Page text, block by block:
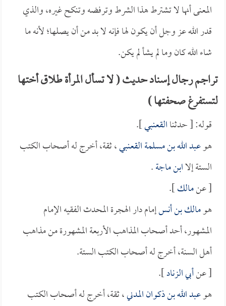
المعنى أنها لا تشترط هذا الشرط وترفضه وتنكح غيره، والذي
قدر الله عز وجل أن يكون لها فإنه لا بد من أن يصلها؛ لأنه ما
شاء الله كان وما لم يشأ لم يكن.
تراجم رجال إسناد حديث ( لا تسأل المرأة طلاق أختها
لتستفرغ صحفتها )
قوله: [ حدثناالقعنبي].
هوعبد الله بن مسلمة القعنبي، ثقة، أخرج له أصحاب الكتب
الستة إلاابن ماجة.
[ عنمالك].
هومالك بن أنسإمام دار الهجرة المحدث الفقيه الإمام
المشهور، أحد أصحاب المذاهب الأربعة المشهورة من مذاهب
أهل السنة، أخرج له أصحاب الكتب الستة.
[ عنأبي الزناد].
هوعبد الله بن ذكوان المدني، ثقة، أخرج له أصحاب الكتب